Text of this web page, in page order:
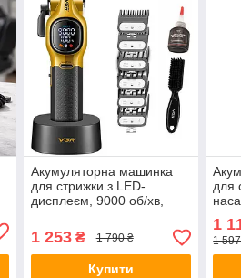
Акумуляторна машинка
для стрижки з LED-
дисплеєм, 9000 об/хв,
Чоловічий тример для
стрижки волосся
1 253₴ 1 790 ₴
Купити
для
V-
для
1
1